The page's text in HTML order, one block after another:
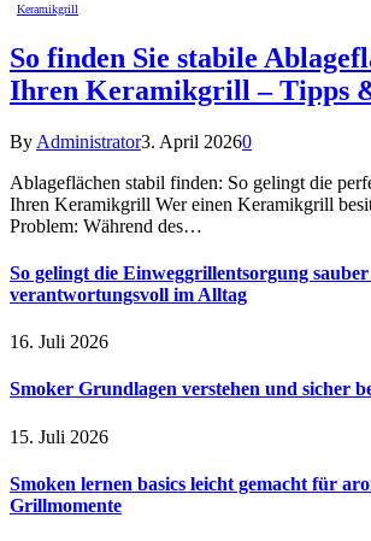
Keramikgrill
So finden Sie stabile
Ihren Keramikgrill – Tipps
By Administrator3. April 20260
Ablageflächen stabil finden: So gelingt die
Ihren Keramikgrill Wer einen Keramikgrill
Problem: Während des…
So gelingt die Einweggrillentsorgung
verantwortungsvoll im Alltag
16. Juli 2026
Smoker Grundlagen verstehen und sicher
15. Juli 2026
Smoken lernen basics leicht gemacht für
Grillmomente